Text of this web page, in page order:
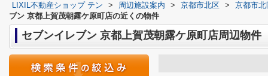
LIXIL不動産ショップ テン > 周辺施設案内 > 京都市北区 >
京都市
ブン 京都上賀茂朝露ケ原町店の近くの物件
セブンイレブン 京都上賀茂朝露ケ原町店周辺物件